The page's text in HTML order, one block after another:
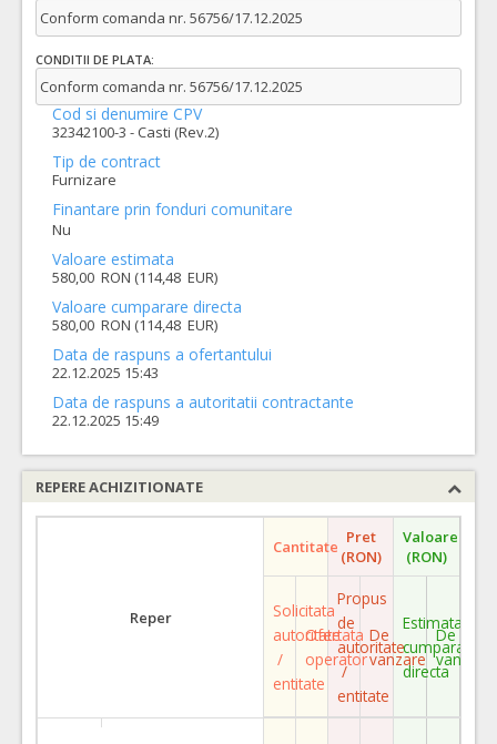
Conform comanda nr. 56756/17.12.2025
CONDITII DE PLATA:
Conform comanda nr. 56756/17.12.2025
Cod si denumire CPV
32342100-3 - Casti (Rev.2)
Tip de contract
Furnizare
Finantare prin fonduri comunitare
Nu
Valoare estimata
580,00 RON (114,48 EUR)
Valoare cumparare directa
580,00 RON (114,48 EUR)
Data de raspuns a ofertantului
22.12.2025 15:43
Data de raspuns a autoritatii contractante
22.12.2025 15:49
REPERE ACHIZITIONATE
Reper
Cantitate Pret
(RON)
Valoare
(RON)
Solicitata
autoritate
/
entitate
Ofertata
operator
Propus
de
autoritate
/
entitate
De
vanzare
Estimata
cumparare
directa
De
vanzare